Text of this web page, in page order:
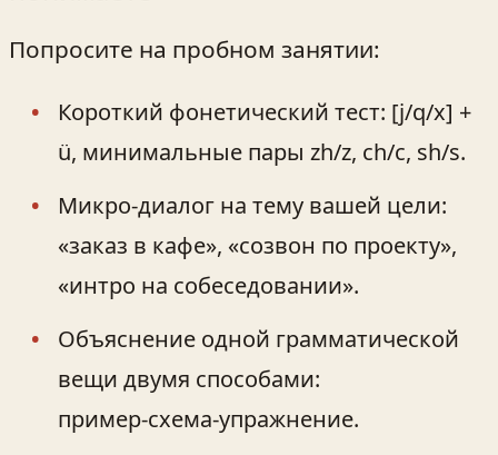
Попросите на пробном занятии:
Короткий фонетический тест: [j/q/x] +
ü, минимальные пары zh/z, ch/c, sh/s.
Микро‑диалог на тему вашей цели:
«заказ в кафе», «созвон по проекту»,
«интро на собеседовании».
Объяснение одной грамматической
вещи двумя способами:
пример‑схема‑упражнение.